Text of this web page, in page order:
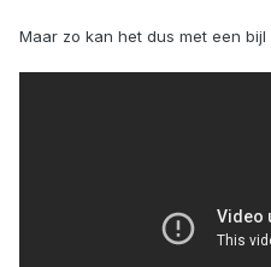
Maar zo kan het dus met een